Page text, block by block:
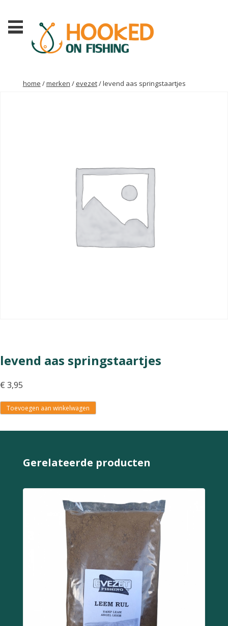
home /merken / evezet/ levend aas springstaartjes
levend aas springstaartjes
€ 3,95
Toevoegen aan winkelwagen
Gerelateerde producten